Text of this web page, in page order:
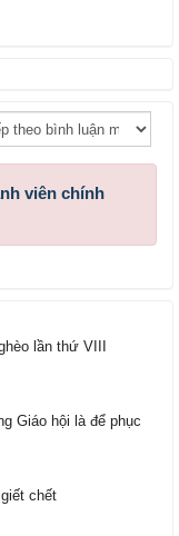
viên chính
lần thứ VIII
Giáo hội là để phục
chết